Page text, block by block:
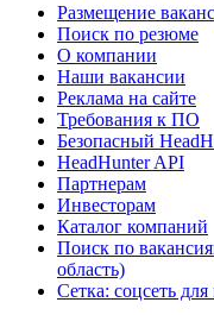
Размещение
Поиск по резюме
О компании
Наши вакансии
Реклама на сайте
Требования к ПО
Безопасный
HeadHunter API
Партнерам
Инвесторам
Каталог компаний
Поиск по
область)
Сетка: соцсеть